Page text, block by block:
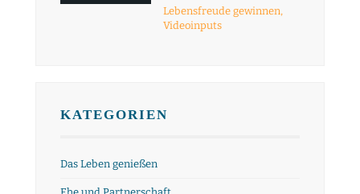
Lebensfreude gewinnen,
Videoinputs
KATEGORIEN
Das Leben genießen